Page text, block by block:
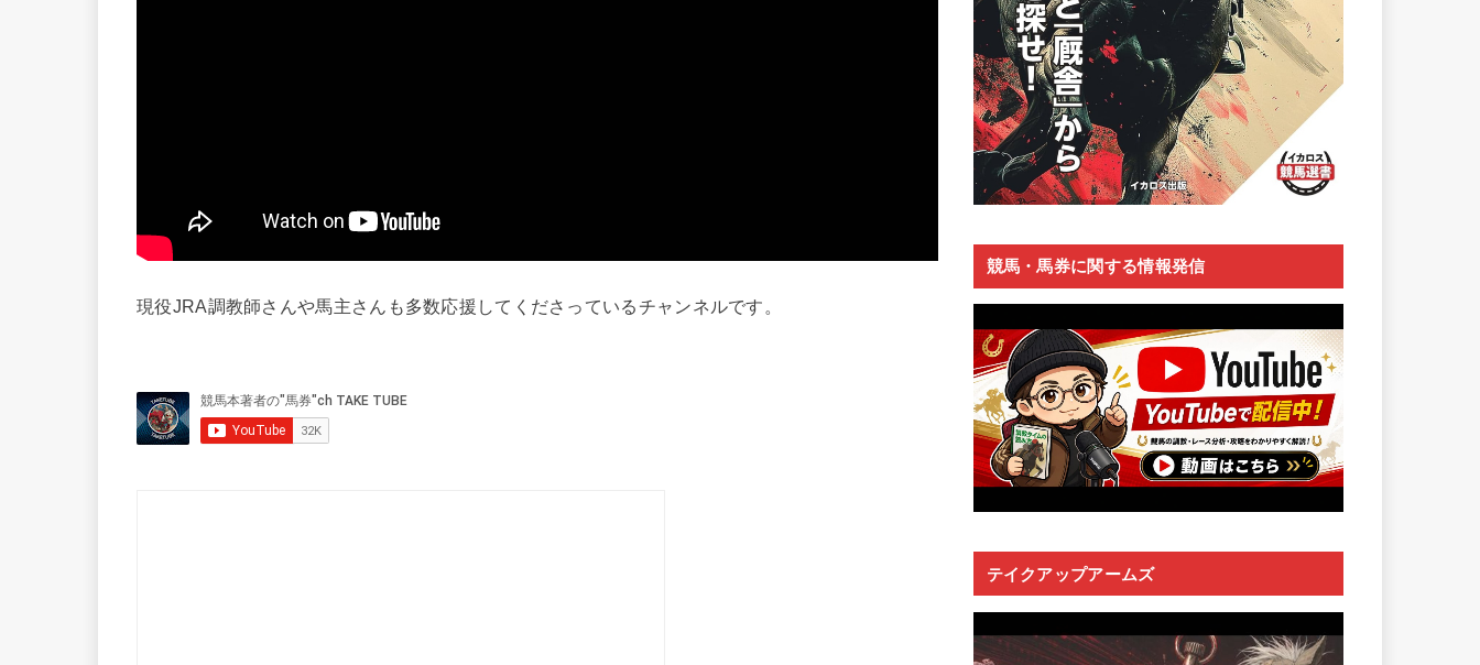
現役JRA調教師さんや馬主さんも多数応援してくださっているチャンネルです。
競馬・馬券に関する情報発信
テイクアップアームズ